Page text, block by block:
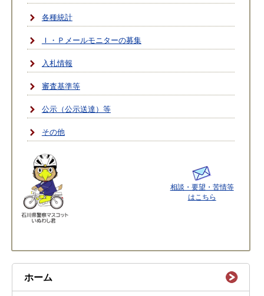
各種統計
Ｉ・Ｐメールモニターの募集
入札情報
審査基準等
公示（公示送達）等
その他
相談・要望・苦情等
はこちら
ホーム